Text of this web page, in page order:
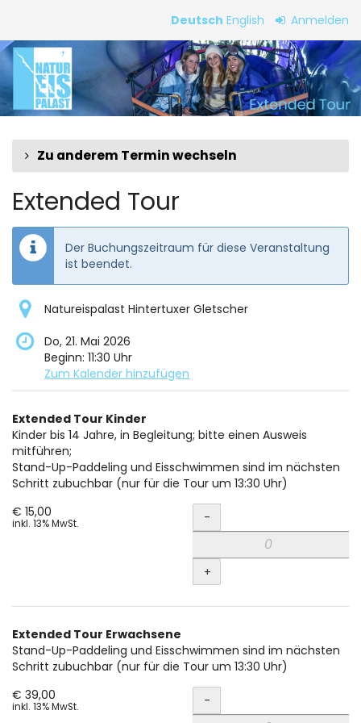
Inhalt
springen
Deutsch English Anmelden
Extended
Tour
Zu anderem Termin wechseln
Extended Tour
Der Buchungszeitraum für diese Veranstaltung
ist beendet.
Natureispalast Hintertuxer Gletscher
Do, 21. Mai 2026
Beginn: 11:30 Uhr
Zum Kalender hinzufügen
Produkte
Unkategorisierte
Produkte
Extended Tour Kinder
Kinder bis 14 Jahre, in Begleitung; bitte einen Ausweis
mitführen;
Stand-Up-Paddeling und Eisschwimmen sind im nächsten
Schritt zubuchbar (nur für die Tour um 13:30 Uhr)
€ 15,00
inkl. 13% MwSt. Menge
-
+
Extended Tour Erwachsene
Stand-Up-Paddeling und Eisschwimmen sind im nächsten
Schritt zubuchbar (nur für die Tour um 13:30 Uhr)
€ 39,00
inkl. 13% MwSt. Menge
-